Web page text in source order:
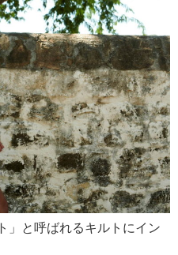
」と呼ばれるキルトにイン